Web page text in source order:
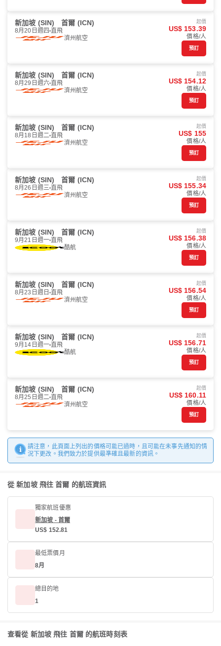
新加坡 (SIN) 首爾 (ICN)
8月20日週四 直飛
濟州航空
起價
US$ 153.39
價格/人
預訂
新加坡 (SIN) 首爾 (ICN)
8月29日週六 直飛
濟州航空
起價
US$ 154.12
價格/人
預訂
新加坡 (SIN) 首爾 (ICN)
8月18日週二 直飛
濟州航空
起價
US$ 155
價格/人
預訂
新加坡 (SIN) 首爾 (ICN)
8月26日週三 直飛
濟州航空
起價
US$ 155.34
價格/人
預訂
新加坡 (SIN) 首爾 (ICN)
9月21日週一 直飛
酷航
起價
US$ 156.38
價格/人
預訂
新加坡 (SIN) 首爾 (ICN)
8月23日週日 直飛
濟州航空
起價
US$ 156.54
價格/人
預訂
新加坡 (SIN) 首爾 (ICN)
9月14日週一 直飛
酷航
起價
US$ 156.71
價格/人
預訂
新加坡 (SIN) 首爾 (ICN)
8月25日週二 直飛
濟州航空
起價
US$ 160.11
價格/人
預訂
請注意，此頁面上列出的價格可能已過時，且可能在未事先通知的情
況下更改。我們致力於提供最準確且最新的資訊。
從 新加坡 飛往 首爾 的航班資訊
獨家航班優惠
新加坡 - 首爾
US$ 152.81
最低票價月
8月
總目的地
1
查看從 新加坡 飛往 首爾 的航班時刻表